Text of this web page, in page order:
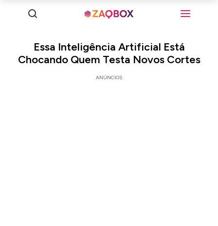
Essa Inteligência Artificial Está
Chocando Quem Testa Novos Cortes
ANÚNCIOS